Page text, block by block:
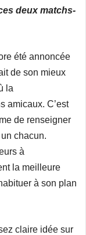
deux matchs-
été annoncée
de son mieux
la
amicaux. C’est
de renseigner
chacun.
à
la meilleure
à son plan
claire idée sur